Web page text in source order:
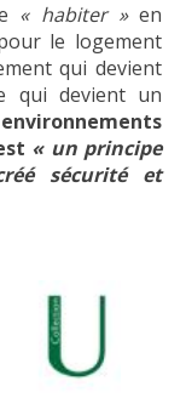
« habiter »en
le logement
qui devient
qui devient un
« un principe
sécurité et